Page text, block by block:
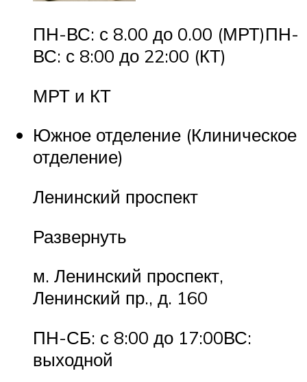
ПН-ВС: с 8.00 до 0.00 (МРТ)ПН-
ВС: с 8:00 до 22:00 (КТ)
МРТ и КТ
Южное отделение (Клиническое
отделение)
Ленинский проспект
Развернуть
м. Ленинский проспект,
Ленинский пр., д. 160
ПН-СБ: с 8:00 до 17:00ВС:
выходной